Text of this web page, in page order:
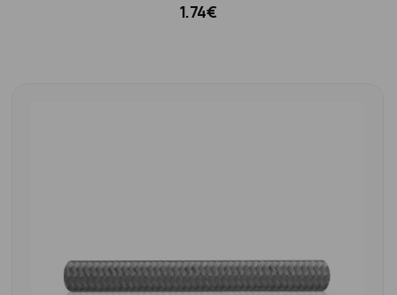
1.74€